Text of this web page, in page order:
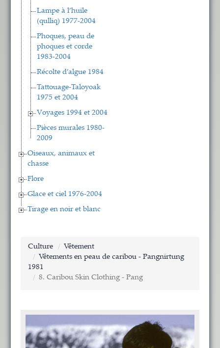
Lampe à l’huile
(qulliq) 1977-2004
Phoques, peau de
phoques et corde
1983-2004
Récolte d’algue 1984
Tattouage-Taloyoak
1975 et 2004
Voyages 1994 et 2004
Pièces murales 1980-
2009
Oiseaux, animaux et
chasse
Flore
Glace et ciel 1976-2004
Tirage en noir et blanc
Culture
Vêtement
Vêtements en peau de caribou - Pangnirtung
1981
8. Caribou Skin Clothing - Pang